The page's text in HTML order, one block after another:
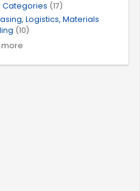
Categories (17)
Logistics, Materials
(10)
more